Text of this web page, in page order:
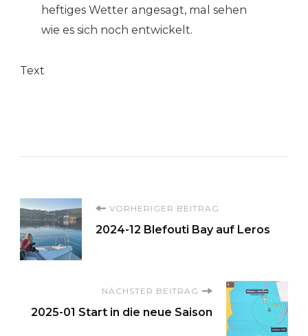
heftiges Wetter angesagt, mal sehen
wie es sich noch entwickelt.
Text
Beitragsnavigation
VORHERIGER BEITRAG
2024-12 Blefouti Bay auf Leros
NÄCHSTER BEITRAG
2025-01 Start in die neue Saison